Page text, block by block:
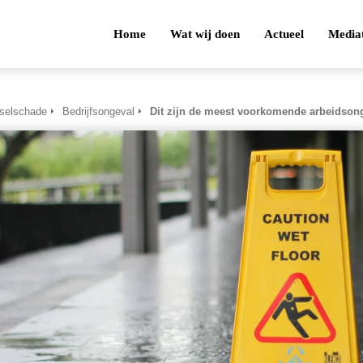
Home Wat wij doen Actueel
Bedrijfsongeval Dit zijn de meest voorkomende